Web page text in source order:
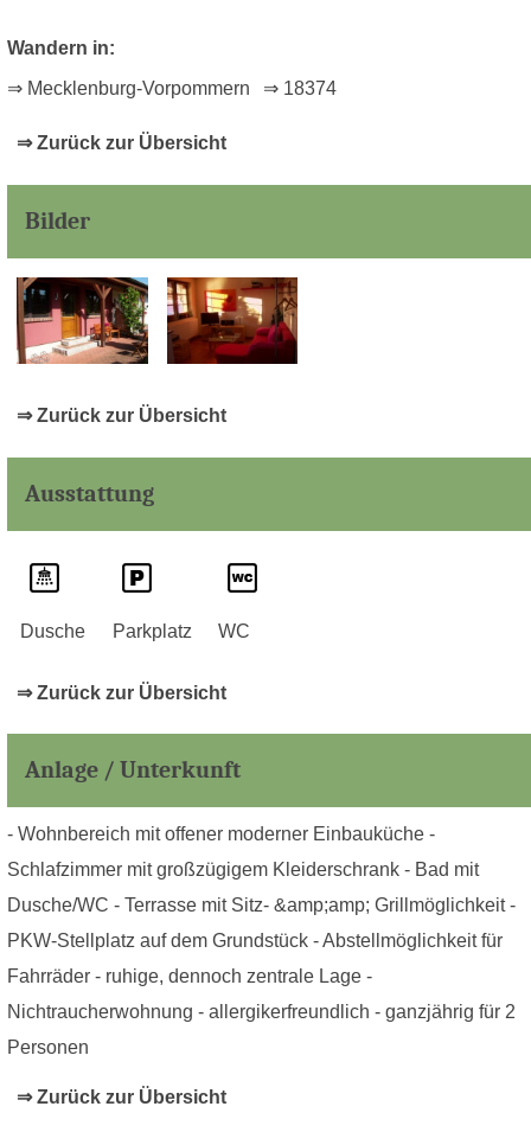
Wandern in:
⇒ Mecklenburg-Vorpommern ⇒ 18374
⇒ Zurück zur Übersicht
Bilder
⇒ Zurück zur Übersicht
Ausstattung
Dusche Parkplatz WC
⇒ Zurück zur Übersicht
Anlage / Unterkunft
- Wohnbereich mit offener moderner Einbauküche -
Schlafzimmer mit großzügigem Kleiderschrank - Bad mit
Dusche/WC - Terrasse mit Sitz- &amp;amp; Grillmöglichkeit -
PKW-Stellplatz auf dem Grundstück - Abstellmöglichkeit für
Fahrräder - ruhige, dennoch zentrale Lage -
Nichtraucherwohnung - allergikerfreundlich - ganzjährig für 2
Personen
⇒ Zurück zur Übersicht